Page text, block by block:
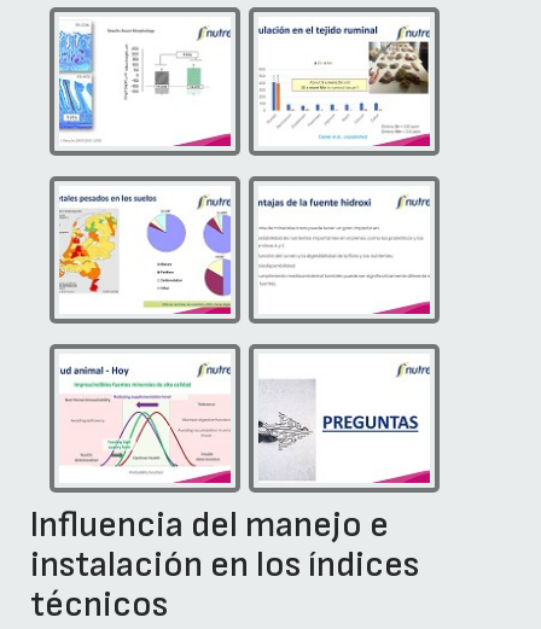
Influencia del manejo e
instalación en los índices
técnicos